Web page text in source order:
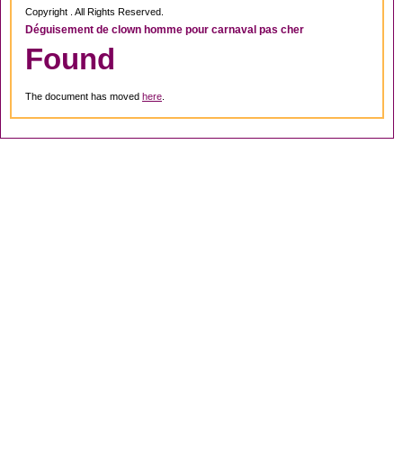
Copyright . All Rights Reserved.
Déguisement de clown homme pour carnaval pas cher
Found
The document has moved here